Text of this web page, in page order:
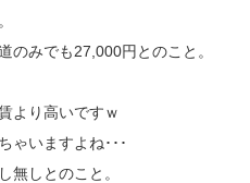
のみでも27,000円とのこと。
より高いですｗ
ゃいますよね･･･
無しとのこと。